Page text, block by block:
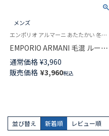
メンズ
エンポリオ アルマーニ あたたかい 冬用 靴下
EMPORIO ARMANI 毛混 ルーム
ソックス タクテルモール evaイ
ーグル刺繍 足底滑り止め付 ク
ルー丈 日本製 メンズ 02345875
通常価格 ¥3,960
販売価格 ¥3,960税込
並び替え 新着順 レビュー順